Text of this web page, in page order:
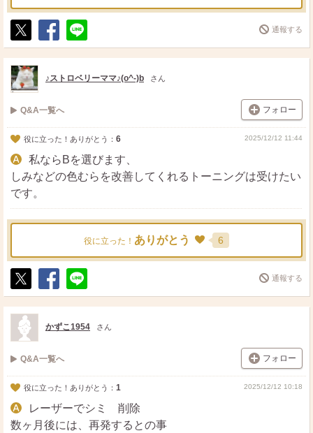
ポ
ス
ト
シ
ェ
送
る
通報する
♪ストロベリーママ♪(o^-)b さん
Q&A一覧へ フォロー
役に立った！ありがとう： 6 2025/12/12 11:44
私ならBを選びます、
しみなどの色むらを改善してくれるトーニングは受けたい
です。
役に立った！ ありがとう 6
ポ
ス
ト
シ
ェ
送
る
通報する
かずこ1954 さん
Q&A一覧へ フォロー
役に立った！ありがとう： 1 2025/12/12 10:18
レーザーでシミ 削除
数ヶ月後には、再発するとの事